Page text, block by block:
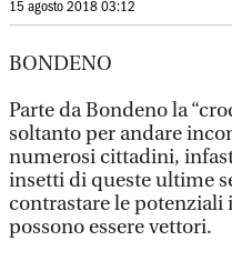
15 agosto 2018 03:12
BONDENO
Parte da Bondeno la
soltanto per andare
numerosi cittadini,
insetti di queste ultime
contrastare le
possono essere vettori.